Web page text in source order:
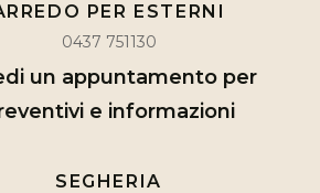
PER ESTERNI
0437 751130
un appuntamento per
e informazioni
SEGHERIA